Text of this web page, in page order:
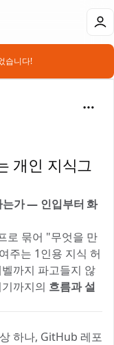
습니다!
개인 지식그
는가 — 인입부터 화
로 묶어 "무엇을 만
주는 1인용 지식 허
까지 파고들지 않
까지의 흐름과 설
하나, GitHub 레포